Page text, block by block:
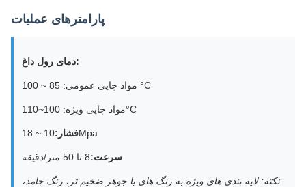
پارامترهای عملیات
دمای رول داغ:
مواد چاپی عمومی: 85 ~ 100 °C
مواد چاپی ویژه: 100~110°C
فشار:10 ~ 18Mpa
سرعت:8 تا 50 متر/دقیقه
نکته: لایه بندی های ویژه به رنگ های با جوهر ضخیم تر، رنگ جامد،